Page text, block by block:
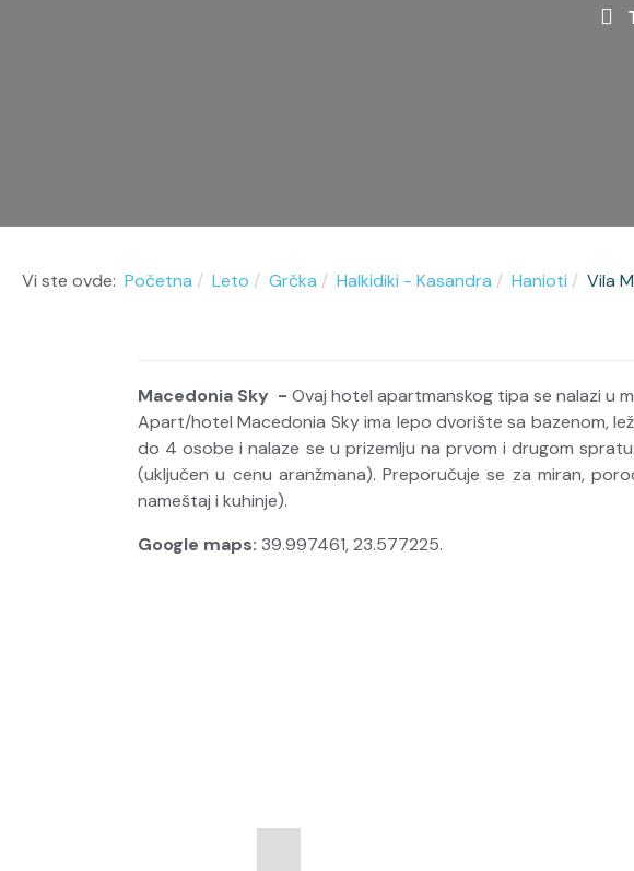
Vi ste ovde: Početna Leto Grčka Halkidiki - Kasandra Hanioti Vila
Macedonia Sky - Ovaj hotel apartmanskog tipa se nalazi u
Apart/hotel Macedonia Sky ima lepo dvorište sa bazenom,
do 4 osobe i nalaze se u prizemlju na prvom i drugom
(uključen u cenu aranžmana). Preporučuje se za miran,
nameštaj i kuhinje).
Google maps: 39.997461, 23.577225.